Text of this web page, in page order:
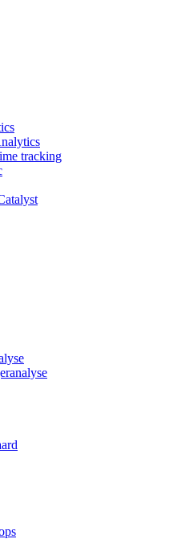
tracking